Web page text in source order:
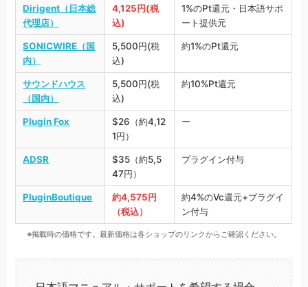
Dirigent（日本総
代理店）
4,125円(税
込)
1%のPt還元・日本語サポ
ート提供元
SONICWIRE（国
内）
5,500円(税
込)
約1%のPt還元
サウンドハウス
（国内）
5,500円(税
込)
約10%Pt還元
Plugin Fox
$26（約4,12
1円）
ー
ADSR
$35（約5,5
47円）
プラグイン付与
PluginBoutique
約4,575円
（税込）
約4%のVc還元+プラグイ
ン付与
※掲載時の価格です。最新価格は各ショップのリンクからご確認ください。